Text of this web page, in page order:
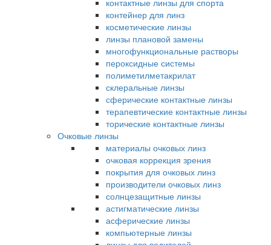
контактные линзы для спорта
контейнер для линз
косметические линзы
линзы плановой замены
многофункциональные растворы
пероксидные системы
полиметилметакрилат
склеральные линзы
сферические контактные линзы
терапевтические контактные линзы
торические контактные линзы
Очковые линзы
материалы очковых линз
очковая коррекция зрения
покрытия для очковых линз
производители очковых линз
солнцезащитные линзы
астигматические линзы
асферические линзы
компьютерные линзы